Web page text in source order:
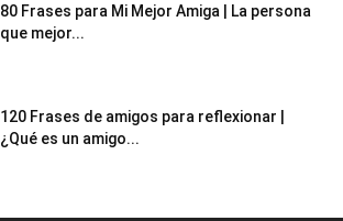
80 Frases para Mi Mejor Amiga | La persona
que mejor...
120 Frases de amigos para reflexionar |
¿Qué es un amigo...